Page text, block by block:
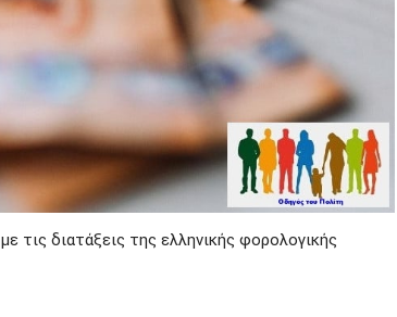
διατάξεις της ελληνικής φορολογικής